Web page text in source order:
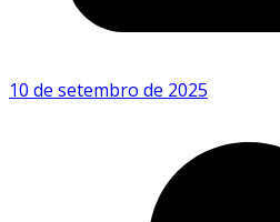
10 de setembro de 2025